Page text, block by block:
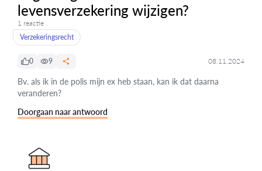
levensverzekering wijzigen?
1 reactie
Verzekeringsrecht
0 9 08.11.2024
Bv. als ik in de polis mijn ex heb staan, kan ik dat daarna
veranderen?
Doorgaan naar antwoord